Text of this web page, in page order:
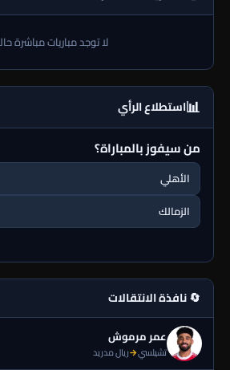
لا توجد مباريات مباشرة
📊استطلاع الرأي
من سيفوز بالمباراة؟
الأهلي
الزمالك
🔄 نافذة الانتقالات
عمر مرموش
تشيلسي→ريال مدريد